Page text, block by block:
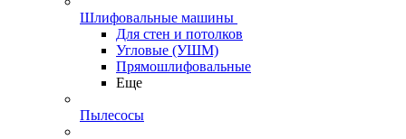
Шлифовальные машины
Для стен и потолков
Угловые (УШМ)
Прямошлифовальные
Еще
Пылесосы